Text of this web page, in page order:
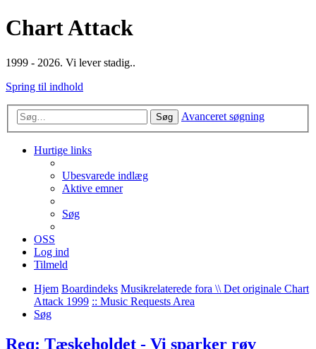
Chart Attack
1999 - 2026. Vi lever stadig..
Spring til indhold
Søg Avanceret søgning
Hurtige links
Ubesvarede indlæg
Aktive emner
Søg
OSS
Log ind
Tilmeld
Hjem Boardindeks Musikrelaterede fora \\ Det originale Chart
Attack 1999 :: Music Requests Area
Søg
Req: Tæskeholdet - Vi sparker røv